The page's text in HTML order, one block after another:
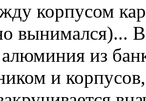
корпусом
вынимался)...
из
и